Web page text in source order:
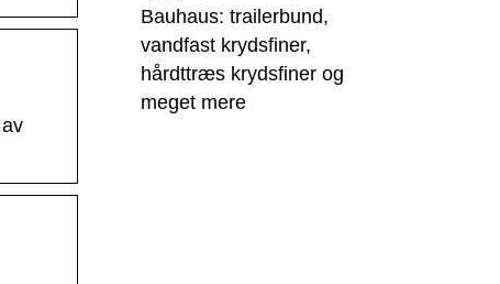
Bauhaus: trailerbund,
vandfast krydsfiner,
hårdttræs krydsfiner og
meget mere